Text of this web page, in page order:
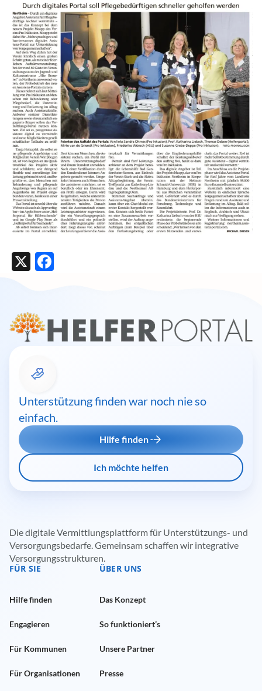
X
Unterstützung finden war noch nie so
einfach.
Hilfe finden
Ich möchte helfen
Die digitale Vermittlungsplattform für Unterstützungs- und
Versorgungsbedarfe. Gemeinsam schaffen wir integrative
Versorgungsstrukturen.
FÜR SIE
Hilfe finden
Engagieren
Für Kommunen
Für Organisationen
ÜBER UNS
Das Konzept
So funktioniert’s
Unsere Partner
Presse